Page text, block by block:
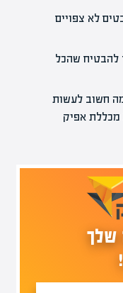
לא צפויים
להבטיח שהכל
חשוב לעשות
מכללת אפיק
שלך